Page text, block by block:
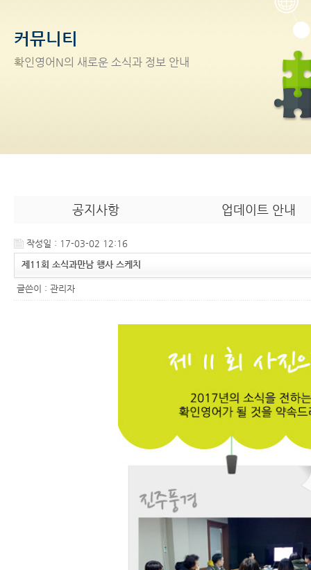
커뮤니티
확인영어 N의 새로운 소식과 정보 안내
공지사항 업데이트 안내
작성일 : 17-03-02 12:16
제11회 소식과만남 행사 스케치
글쓴이 : 관리자